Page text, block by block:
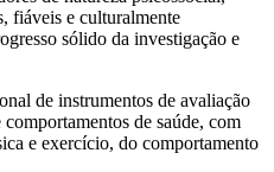
fiáveis e culturalmente
sólido da investigação e
de instrumentos de avaliação
de saúde, com
e exercício, do comportamento